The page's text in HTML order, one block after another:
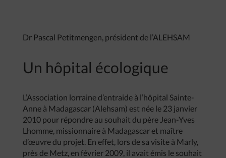
Dr Pascal Petitmengen, président de l’ALEHSAM
Un hôpital écologique
L’Association lorraine d’entraide à l’hôpital Sainte-
Anne à Madagascar (Alehsam) est née le 23 janvier
2010 pour répondre au souhait du père Jean-Yves
Lhomme, missionnaire à Madagascar et maître
d’œuvre du projet. En effet, lors de sa visite à Marly,
près de Metz, en février 2009, il avait émis le souhait